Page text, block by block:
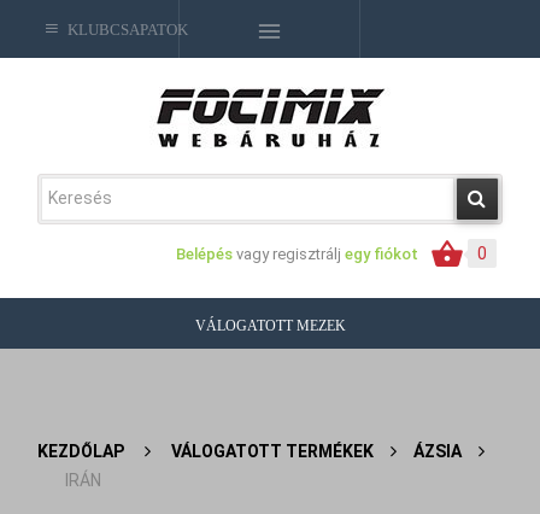
0
Belépés vagy regisztrálj egy fiókot
KLUBCSAPATOK
VÁLOGATOTT MEZEK
KEZDŐLAP > VÁLOGATOTT TERMÉKEK >
ÁZSIA
IRÁN